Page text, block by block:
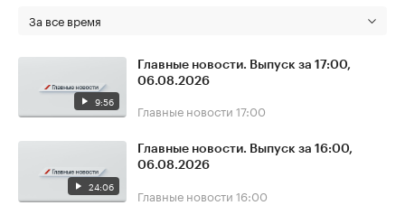
За все время
9:56
Главные новости. Выпуск за 17:00,
06.08.2026
Главные новости 17:00
24:06
Главные новости. Выпуск за 16:00,
06.08.2026
Главные новости 16:00